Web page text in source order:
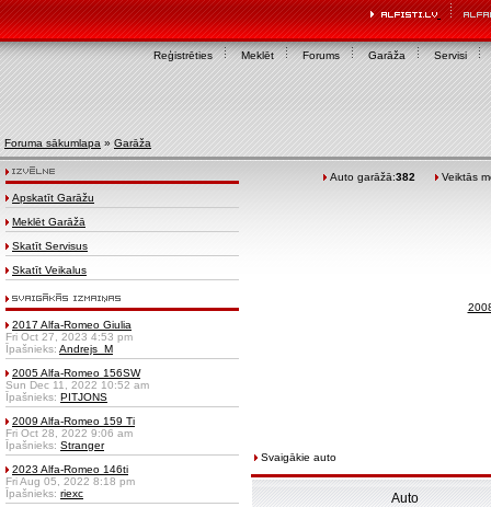
Reģistrēties Meklēt Forums Garāža Servisi
Foruma sākumlapa » Garāža
Apskatīt Garāžu
Meklēt Garāžā
Skatīt Servisus
Skatīt Veikalus
2017 Alfa-Romeo Giulia
Fri Oct 27, 2023 4:53 pm
Īpašnieks: Andrejs_M
2005 Alfa-Romeo 156SW
Sun Dec 11, 2022 10:52 am
Īpašnieks: PITJONS
2009 Alfa-Romeo 159 Ti
Fri Oct 28, 2022 9:06 am
Īpašnieks: Stranger
2023 Alfa-Romeo 146ti
Fri Aug 05, 2022 8:18 pm
Īpašnieks: riexc
Auto garāžā:382 Veiktās
Svaigākie auto
Auto